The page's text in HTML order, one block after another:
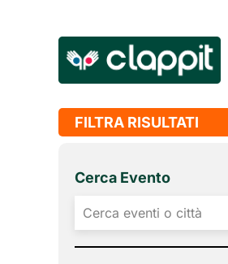
FILTRA RISULTATI
Cerca Evento